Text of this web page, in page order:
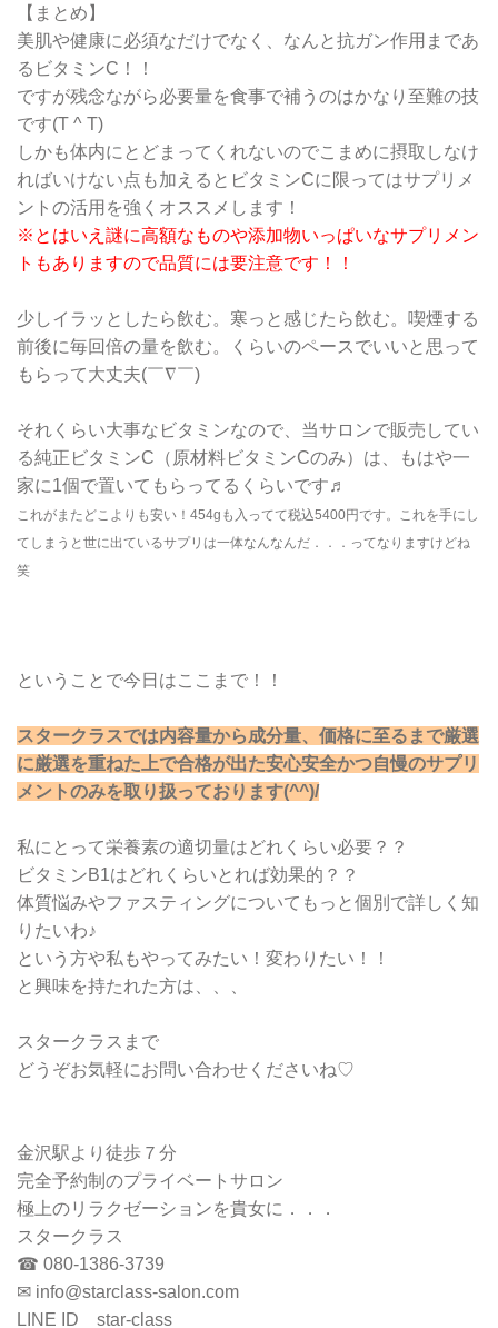
【まとめ】
美肌や健康に必須なだけでなく、なんと抗ガン作用まであ
るビタミンC！！
ですが残念ながら必要量を食事で補うのはかなり至難の技
です(T ^ T)
しかも体内にとどまってくれないのでこまめに摂取しなけ
ればいけない点も加えるとビタミンCに限ってはサプリメ
ントの活用を強くオススメします！
※とはいえ謎に高額なものや添加物いっぱいなサプリメン
トもありますので品質には要注意です！！
少しイラッとしたら飲む。寒っと感じたら飲む。喫煙する
前後に毎回倍の量を飲む。くらいのペースでいいと思って
もらって大丈夫(￣∇￣)
それくらい大事なビタミンなので、当サロンで販売してい
る純正ビタミンC（原材料ビタミンCのみ）は、もはや一
家に1個で置いてもらってるくらいです♬
これがまたどこよりも安い！454gも入ってて税込5400円です。これを手にし
てしまうと世に出ているサプリは一体なんなんだ．．．ってなりますけどね
笑
ということで今日はここまで！！
スタークラスでは内容量から成分量、価格に至るまで厳選
に厳選を重ねた上で合格が出た安心安全かつ自慢のサプリ
メントのみを取り扱っております(^^)/
私にとって栄養素の適切量はどれくらい必要？？
ビタミンB1はどれくらいとれば効果的？？
体質悩みやファスティングについてもっと個別で詳しく知
りたいわ♪
という方や私もやってみたい！変わりたい！！
と興味を持たれた方は、、、
スタークラスまで
どうぞお気軽にお問い合わせくださいね♡
金沢駅より徒歩７分
完全予約制のプライベートサロン
極上のリラクゼーションを貴女に．．．
スタークラス
☎ 080-1386-3739
✉ info@starclass-salon.com
LINE ID star-class